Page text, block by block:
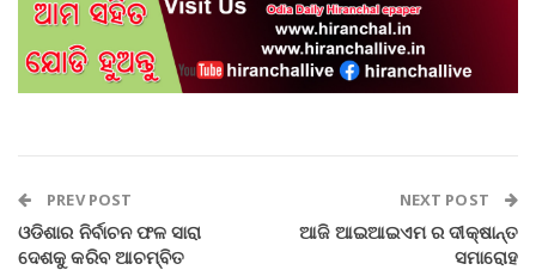
PREV POST
ଓଡିଶାର ନିର୍ବାଚନ ଫଳ ସାରା
ଦେଶକୁ କରିବ ଆଚମ୍ବିତ
NEXT POST
ଆଜି ଆଇଆଇଏମ ର ଦୀକ୍ଷାନ୍ତ
ସମାରୋହ